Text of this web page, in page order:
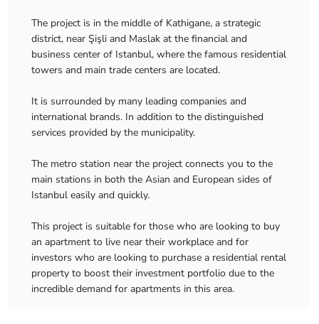
The project is in the middle of Kathigane, a strategic
district, near Şişli and Maslak at the financial and
business center of Istanbul, where the famous residential
towers and main trade centers are located.
It is surrounded by many leading companies and
international brands. In addition to the distinguished
services provided by the municipality.
The metro station near the project connects you to the
main stations in both the Asian and European sides of
Istanbul easily and quickly.
This project is suitable for those who are looking to buy
an apartment to live near their workplace and for
investors who are looking to purchase a residential rental
property to boost their investment portfolio due to the
incredible demand for apartments in this area.